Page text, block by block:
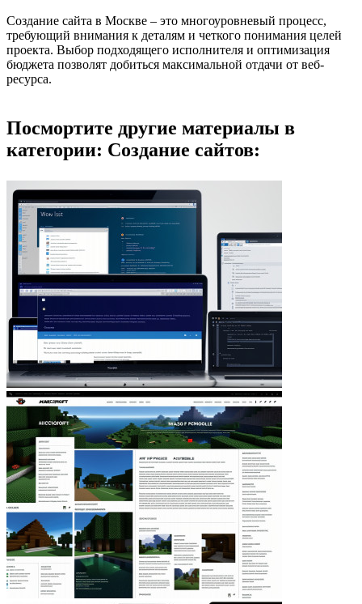
Создание сайта в Москве – это многоуровневый процесс,
требующий внимания к деталям и четкого понимания целей
проекта. Выбор подходящего исполнителя и оптимизация
бюджета позволят добиться максимальной отдачи от веб-
ресурса.
Посмортите другие материалы в
категории: Создание сайтов: